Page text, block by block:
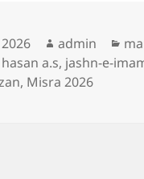
Author
admin
a.s, jashn-e-
, Misra 2026